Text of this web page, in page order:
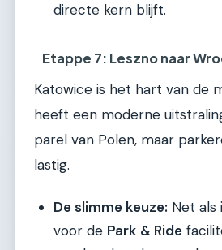
directe kern blijft.
Etappe 7: Leszno naar
Katowice is het hart van de
heeft een moderne
parel van Polen, maar
lastig.
De slimme keuze: Net als
voor de Park & Ride